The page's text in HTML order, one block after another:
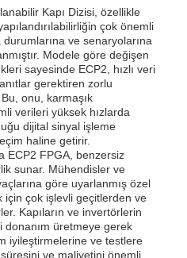
Kapı Dizisi, özellikle
çok önemli
ve senaryolarına
Modele göre değişen
sayesinde ECP2, hızlı veri
gerektiren zorlu
onu, karmaşık
verileri yüksek hızlarda
dijital sinyal işleme
haline getirir.
ECP2 FPGA, benzersiz
sunar. Mühendisler ve
göre uyarlanmış özel
için çok işlevli geçitlerden ve
Kapıların ve invertörlerin
donanım üretmeye gerek
iyileştirmelerine ve testlere
ve maliyetini önemli